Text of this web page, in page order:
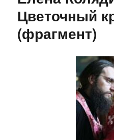
Цветочный
(фрагмент)